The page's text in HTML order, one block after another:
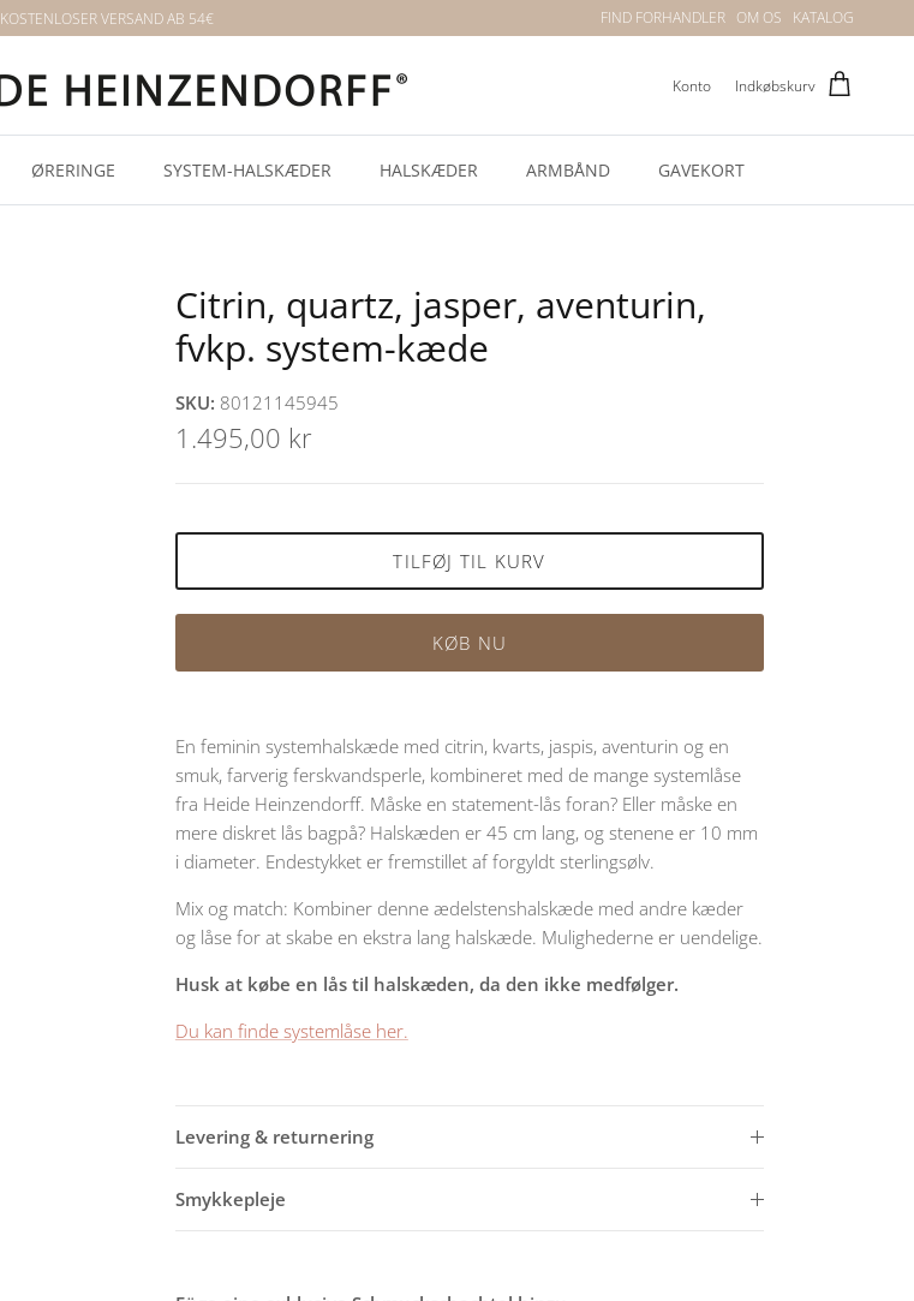
KOSTENLOSER VERSAND AB 54€ FIND FORHANDLER OM OS KATALOG
Konto Indkøbskurv
ØRERINGE SYSTEM-HALSKÆDER HALSKÆDER ARMBÅND GAVEKORT
Citrin, quartz, jasper, aventurin,
fvkp. system-kæde
SKU: 80121145945
1.495,00 kr
TILFØJ TIL KURV
KØB NU
En feminin systemhalskæde med citrin, kvarts, jaspis, aventurin og en
smuk, farverig ferskvandsperle, kombineret med de mange systemlåse
fra Heide Heinzendorff. Måske en statement-lås foran? Eller måske en
mere diskret lås bagpå? Halskæden er 45 cm lang, og stenene er 10 mm
i diameter. Endestykket er fremstillet af forgyldt sterlingsølv.
Mix og match: Kombiner denne ædelstenshalskæde med andre kæder
og låse for at skabe en ekstra lang halskæde. Mulighederne er uendelige.
Husk at købe en lås til halskæden, da den ikke medfølger.
Du kan finde systemlåse her.
Levering & returnering
Smykkepleje